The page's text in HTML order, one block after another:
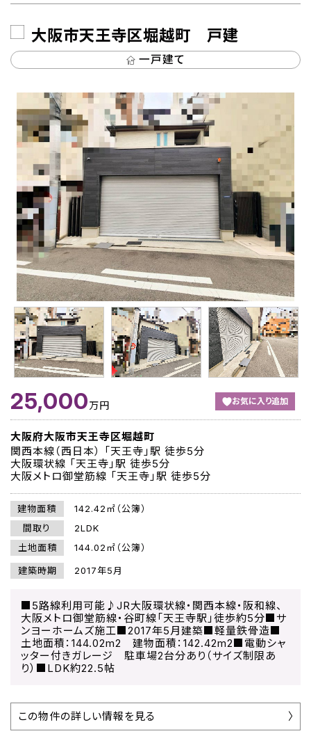
大阪市天王寺区堀越町 戸建
一戸建て
お気に入り追加
25,000万円
大阪府大阪市天王寺区堀越町
関西本線（西日本） 「天王寺」駅 徒歩5分
大阪環状線 「天王寺」駅 徒歩5分
大阪メトロ御堂筋線 「天王寺」駅 徒歩5分
建物面積
142.42㎡（公簿）
間取り
2LDK
土地面積
144.02㎡（公簿）
建築時期 2017年5月
■5路線利用可能♪JR大阪環状線・関西本線・阪和線、
大阪メトロ御堂筋線・谷町線「天王寺駅」徒歩約5分■サ
ンヨーホームズ施工■2017年5月建築■軽量鉄骨造■
土地面積：144.02m2 建物面積：142.42m2■電動シャ
ッター付きガレージ 駐車場2台分あり（サイズ制限あ
り）■LDK約22.5帖
この物件の詳しい情報を見る